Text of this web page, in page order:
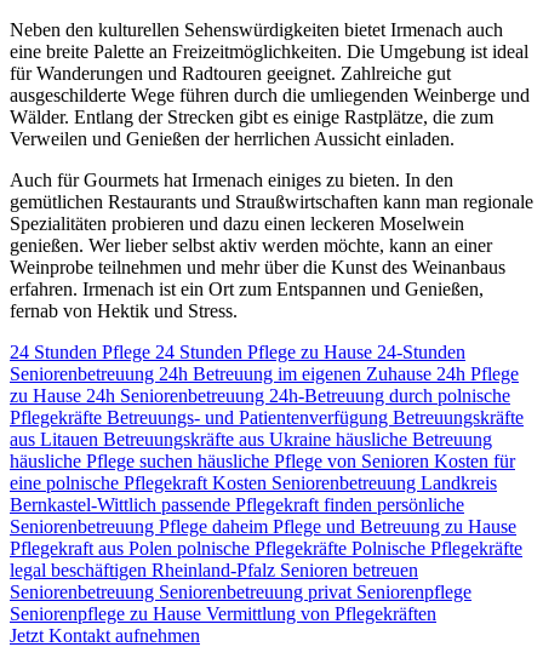
Neben den kulturellen Sehenswürdigkeiten bietet Irmenach auch
eine breite Palette an Freizeitmöglichkeiten. Die Umgebung ist ideal
für Wanderungen und Radtouren geeignet. Zahlreiche gut
ausgeschilderte Wege führen durch die umliegenden Weinberge und
Wälder. Entlang der Strecken gibt es einige Rastplätze, die zum
Verweilen und Genießen der herrlichen Aussicht einladen.
Auch für Gourmets hat Irmenach einiges zu bieten. In den
gemütlichen Restaurants und Straußwirtschaften kann man regionale
Spezialitäten probieren und dazu einen leckeren Moselwein
genießen. Wer lieber selbst aktiv werden möchte, kann an einer
Weinprobe teilnehmen und mehr über die Kunst des Weinanbaus
erfahren. Irmenach ist ein Ort zum Entspannen und Genießen,
fernab von Hektik und Stress.
24 Stunden Pflege 24 Stunden Pflege zu Hause 24-Stunden
Seniorenbetreuung 24h Betreuung im eigenen Zuhause 24h Pflege
zu Hause 24h Seniorenbetreuung 24h-Betreuung durch polnische
Pflegekräfte Betreuungs- und Patientenverfügung Betreuungskräfte
aus Litauen Betreuungskräfte aus Ukraine häusliche Betreuung
häusliche Pflege suchen häusliche Pflege von Senioren Kosten für
eine polnische Pflegekraft Kosten Seniorenbetreuung Landkreis
Bernkastel-Wittlich passende Pflegekraft finden persönliche
Seniorenbetreuung Pflege daheim Pflege und Betreuung zu Hause
Pflegekraft aus Polen polnische Pflegekräfte Polnische Pflegekräfte
legal beschäftigen Rheinland-Pfalz Senioren betreuen
Seniorenbetreuung Seniorenbetreuung privat Seniorenpflege
Seniorenpflege zu Hause Vermittlung von Pflegekräften
Jetzt Kontakt aufnehmen